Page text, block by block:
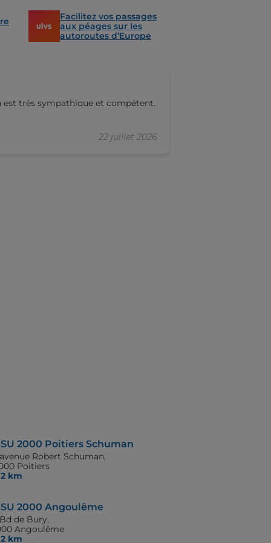
Facilitez vos passages
aux péages sur les
autoroutes d’Europe
22 juillet 2026
est très sympathique et compétent.
2000 Poitiers Schuman
Robert Schuman,
Poitiers
km
2000 Angoulême
de Bury,
Angoulême
km